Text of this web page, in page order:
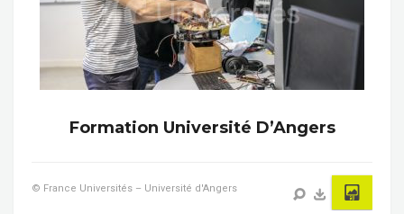
Formation Université D’Angers
© France Universités – Université d'Angers